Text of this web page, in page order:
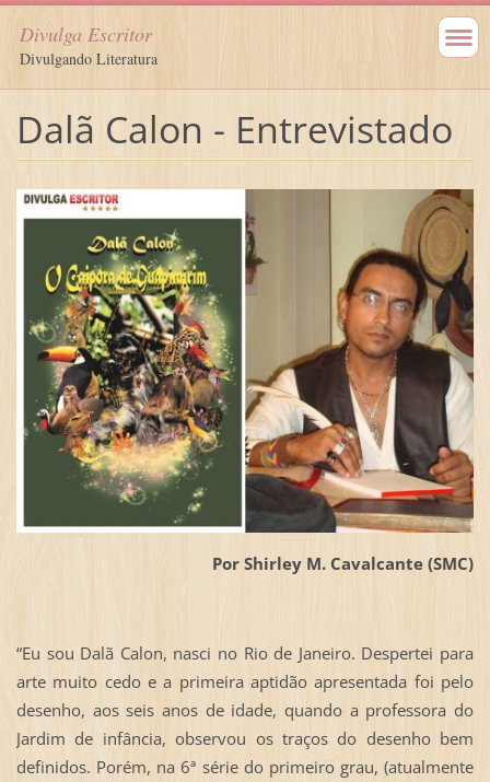
Divulga Escritor
Divulgando Literatura
Dalã Calon - Entrevistado
Por Shirley M. Cavalcante (SMC)
“Eu sou Dalã Calon, nasci no Rio de Janeiro. Despertei para
arte muito cedo e a primeira aptidão apresentada foi pelo
desenho, aos seis anos de idade, quando a professora do
Jardim de infância, observou os traços do desenho bem
definidos. Porém, na 6ª série do primeiro grau, (atualmente